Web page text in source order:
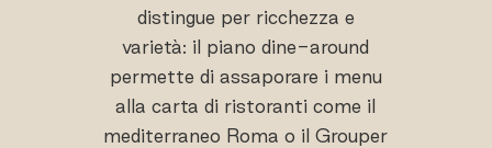
distingue per ricchezza e
varietà: il piano dine-around
permette di assaporare i menu
alla carta di ristoranti come il
mediterraneo Roma o il Grouper